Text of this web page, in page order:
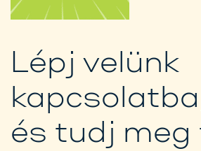
Lépj velünk
és tudj